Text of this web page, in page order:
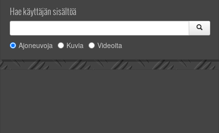
Hae käyttäjän sisältöä
Ajoneuvoja Kuvia Videoita